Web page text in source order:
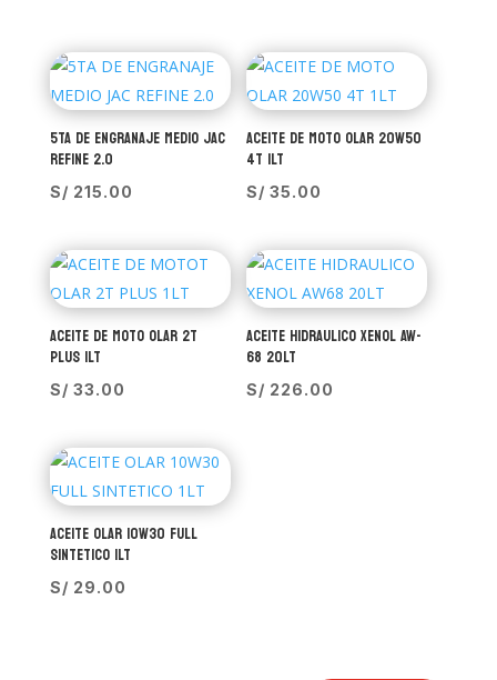
5TA DE ENGRANAJE MEDIO JAC
REFINE 2.0
S/ 215.00
ACEITE DE MOTO OLAR 20W50
4T 1LT
S/ 35.00
ACEITE DE MOTO OLAR 2T
PLUS 1LT
S/ 33.00
ACEITE HIDRAULICO XENOL AW-
68 20LT
S/ 226.00
ACEITE OLAR 10W30 FULL
SINTETICO 1LT
S/ 29.00